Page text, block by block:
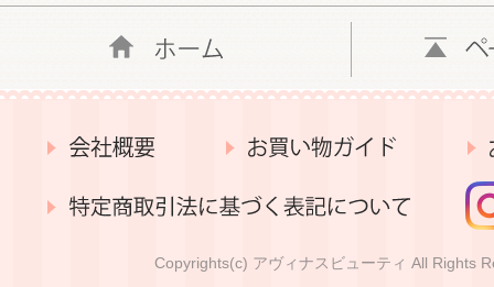
Copyrights(c) アヴィナスビューティ All Rights